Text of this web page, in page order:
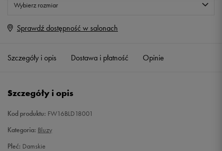
Wybierz rozmiar
S Powiadom o dostępności
M Powiadom o dostępności
Sprawdź dostępność w salonach
Szczegóły i opis Dostawa i płatność Opinie
Szczegóły i opis
Kod produktu: FW16BLD18001
Kategoria: Bluzy
Płeć: Damskie